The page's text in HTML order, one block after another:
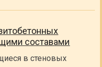
составами
в стеновых